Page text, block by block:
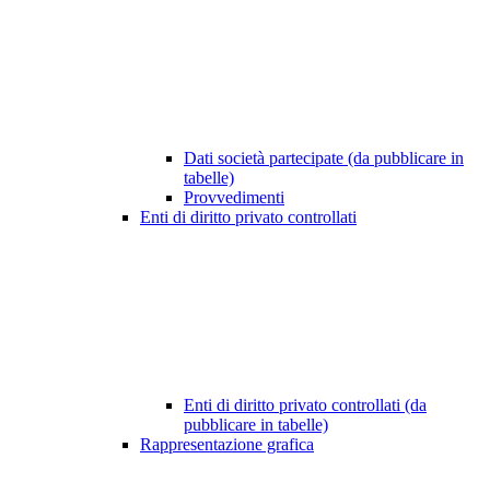
Dati società partecipate (da pubblicare in
tabelle)
Provvedimenti
Enti di diritto privato controllati
Enti di diritto privato controllati (da
pubblicare in tabelle)
Rappresentazione grafica